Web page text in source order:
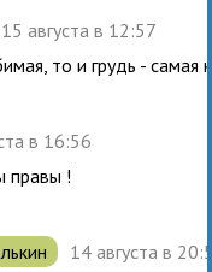
15 августа в 12:57
то и грудь - самая
в 16:56
правы !
14 августа в